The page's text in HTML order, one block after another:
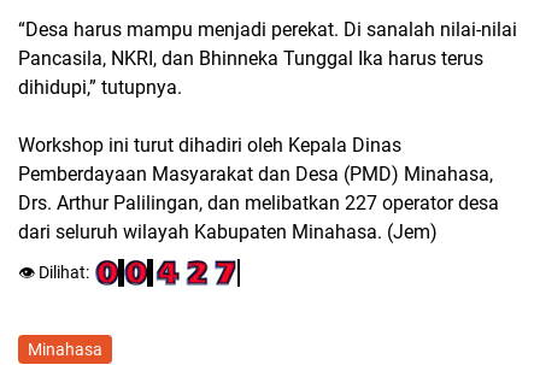
“Desa harus mampu menjadi perekat. Di sanalah nilai-nilai
Pancasila, NKRI, dan Bhinneka Tunggal Ika harus terus
dihidupi,” tutupnya.
Workshop ini turut dihadiri oleh Kepala Dinas
Pemberdayaan Masyarakat dan Desa (PMD) Minahasa,
Drs. Arthur Palilingan, dan melibatkan 227 operator desa
dari seluruh wilayah Kabupaten Minahasa. (Jem)
👁️ Dilihat:
Minahasa